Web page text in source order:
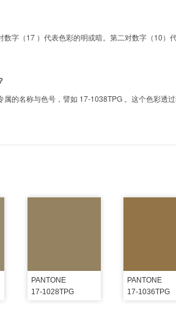
字（17 ）代表色彩的明或暗。第二对数字（10
的名称与色号，譬如 17-1038TPG 。这个色彩
PANTONE
17-1028TPG
PANTONE
17-1036TPG